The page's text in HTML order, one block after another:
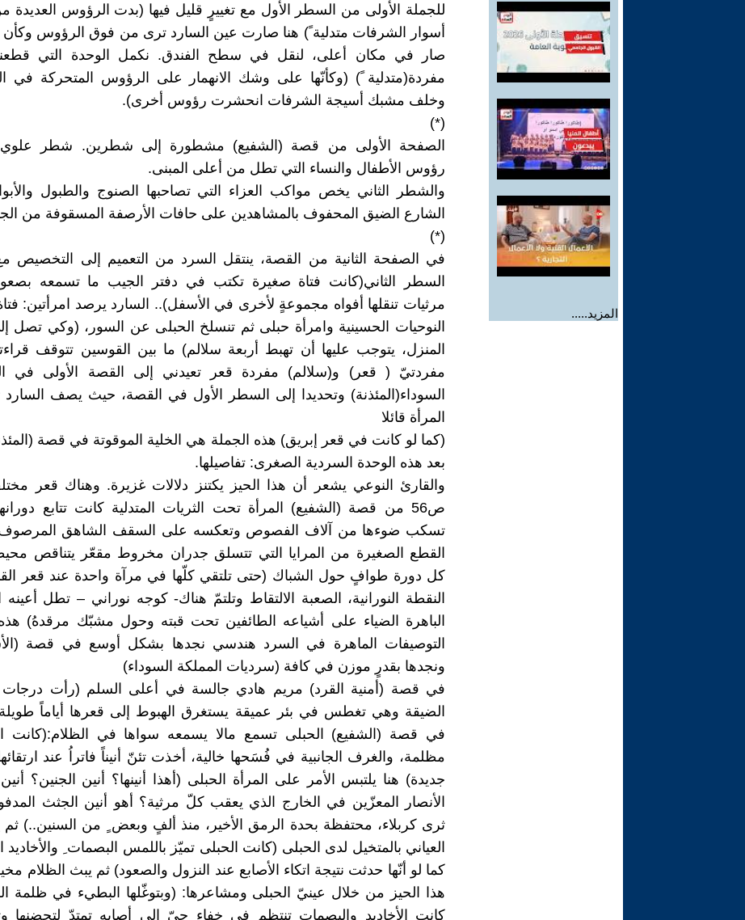
المزيد.....
للجملة الأولى من السطر الأول مع تغييرٍ قليل فيها (بدت الرؤوس العديدة
أسوار الشرفات متدلية ً) هنا صارت عين السارد ترى من فوق الرؤوس وكأن
صار في مكان أعلى، لنقل في سطح الفندق. نكمل الوحدة التي
مفردة(متدلية ً) (وكأنّها على وشك الانهمار على الرؤوس المتحركة في
وخلف مشبك أسيجة الشرفات انحشرت رؤوس أخرى).
(*)
الصفحة الأولى من قصة (الشفيع) مشطورة إلى شطرين. شطر
رؤوس الأطفال والنساء التي تطل من أعلى المبنى.
والشطر الثاني يخص مواكب العزاء التي تصاحبها الصنوج والطبول
الشارع الضيق المحفوف بالمشاهدين على حافات الأرصفة المسقوفة من
(*)
في الصفحة الثانية من القصة، ينتقل السرد من التعميم إلى التخصيص
السطر الثاني(كانت فتاة صغيرة تكتب في دفتر الجيب ما تسمعه
مرثيات تنقلها أفواه مجموعةٍ لأخرى في الأسفل).. السارد يرصد امرأتين:
النوحيات الحسينية وامرأة حبلى ثم تنسلخ الحبلى عن السور، (وكي تصل
المنزل، يتوجب عليها أن تهبط أربعة سلالم) ما بين القوسين تتوقف
مفردتيّ ( قعر) و(سلالم) مفردة قعر تعيدني إلى القصة الأولى في
السوداء(المئذنة) وتحديدا إلى السطر الأول في القصة، حيث يصف
المرأة قائلا
(كما لو كانت في قعر إبريق) هذه الجملة هي الخلية الموقوتة في قصة
بعد هذه الوحدة السردية الصغرى: تفاصيلها.
والقارئ النوعي يشعر أن هذا الحيز يكتنز دلالات غزيرة. وهناك قعر
ص56 من قصة (الشفيع) المرأة تحت الثريات المتدلية كانت تتابع
تسكب ضوءها من آلاف الفصوص وتعكسه على السقف الشاهق المرصوف
القطع الصغيرة من المرايا التي تتسلق جدران مخروط مقعّر يتناقص
كل دورة طوافٍ حول الشباك (حتى تلتقي كلّها في مرآة واحدة عند قعر
النقطة النورانية، الصعبة الالتقاط وتلتمّ هناك- كوجه نوراني – تطل أعينه
الباهرة الضياء على أشياعه الطائفين تحت قبته وحول مشبّك مرقدهُ)
التوصيفات الماهرة في السرد هندسي نجدها بشكل أوسع في قصة
ونجدها بقدرٍ موزن في كافة (سرديات المملكة السوداء)
في قصة (أمنية القرد) مريم هادي جالسة في أعلى السلم (رأت درجات
الضيقة وهي تغطس في بئر عميقة يستغرق الهبوط إلى قعرها أياماً
في قصة (الشفيع) الحبلى تسمع مالا يسمعه سواها في الظلام:(كانت
مظلمة، والغرف الجانبية في فُسَحها خالية، أخذت تئنّ أنيناً فاتراُ عند
جديدة) هنا يلتبس الأمر على المرأة الحبلى (أهذا أنينها؟ أنين الجنين؟
الأنصار المعزّين في الخارج الذي يعقب كلّ مرثية؟ أهو أنين الجثث
ثرى كربلاء، محتفظة بحدة الرمق الأخير، منذ ألفٍ وبعض ٍ من السنين..) ثم
العياني بالمتخيل لدى الحبلى (كانت الحبلى تميّز باللمس البصمات ِ والأخاديد
كما لو أنّها حدثت نتيجة اتكاء الأصابع عند النزول والصعود) ثم يبث الظلام
هذا الحيز من خلال عينيّ الحبلى ومشاعرها: (وبتوغّلها البطيء في ظلمة
كانت الأخاديد والبصمات تنتظم في خفاءٍ حيّ إلى أصابه تمتدّ لتحضنها